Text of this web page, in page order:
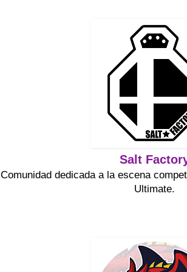
Salt
Comunidad dedicada a la escena
Ultimate.